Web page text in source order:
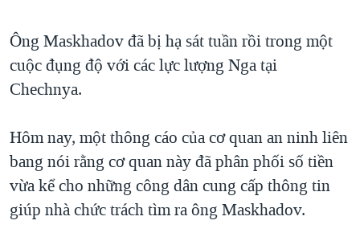
KINH TẾ
KHOA HỌC
SỨC KHOẺ
THỂ THAO
GIÁO DỤC
GIẢI MÃ VÀNH ĐAI & CON ĐƯỜNG
NGÀY TỊ NẠN THẾ GIỚI
GROUND ZERO – XƯA VÀ NAY
CHI PHÍ CHIẾN TRANH AFGHANISTAN
CÁC GIÁ TRỊ CỘNG HÒA Ở VIỆT NAM
MẠNG XÃ HỘI
Ông Maskhadov đã bị hạ sát tuần rồi trong một
cuộc đụng độ với các lực lượng Nga tại
Chechnya.
Hôm nay, một thông cáo của cơ quan an ninh liên
bang nói rằng cơ quan này đã phân phối số tiền
vừa kể cho những công dân cung cấp thông tin
giúp nhà chức trách tìm ra ông Maskhadov.